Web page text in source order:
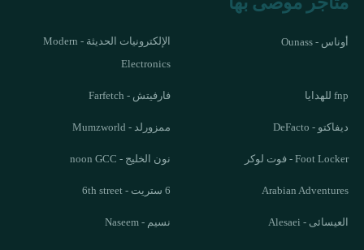
أوناس - Ounass
الإلكترونيات الحديثة - Modern
Electronics
fnp للهدايا فارفيتش - Farfetch
ديفاكتو - DeFacto ممزورلد - Mumzworld
Foot Locker - فوت لوكر نون الخليج - noon GCC
Arabian Adventures 6 ستريت - 6th street
العيسائى - Alesaei نسيم - Naseem